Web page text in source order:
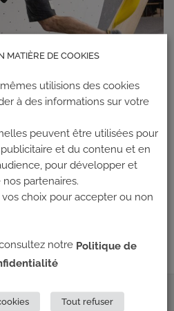
sont actuellement fermés.
MATIÈRE DE COOKIES
utilisions des cookies
à des informations sur votre
peuvent être utilisées pour
et du contenu et en
pour développer et
partenaires.
choix pour accepter ou non
notre Politique de
Tout refuser